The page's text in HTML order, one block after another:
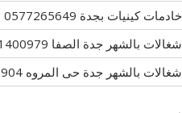
خادمات كينيات بجدة 0577265649
شغالات بالشهر جدة الصفا 0571400979
شغالات بالشهر جدة حى المروه 0562346904